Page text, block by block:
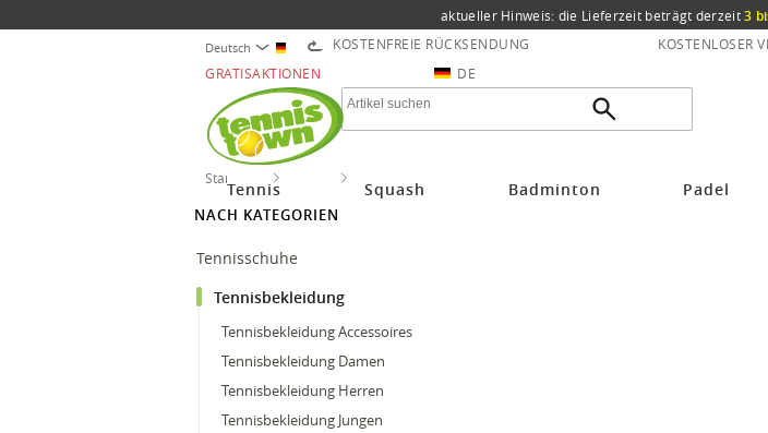
aktueller Hinweis: die Lieferzeit beträgt derzeit3
Deutsch KOSTENFREIE RÜCKSENDUNG KOSTENLOSER
GRATISAKTIONEN
DE
Tennis Squash Badminton Padel
Startseite
NACH KATEGORIEN
Tennisschuhe
Tennisbekleidung
Tennisbekleidung Accessoires
Tennisbekleidung Damen
Tennisbekleidung Herren
Tennisbekleidung Jungen